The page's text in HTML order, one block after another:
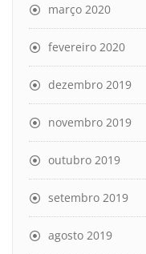
março 2020
fevereiro 2020
dezembro 2019
novembro 2019
outubro 2019
setembro 2019
agosto 2019